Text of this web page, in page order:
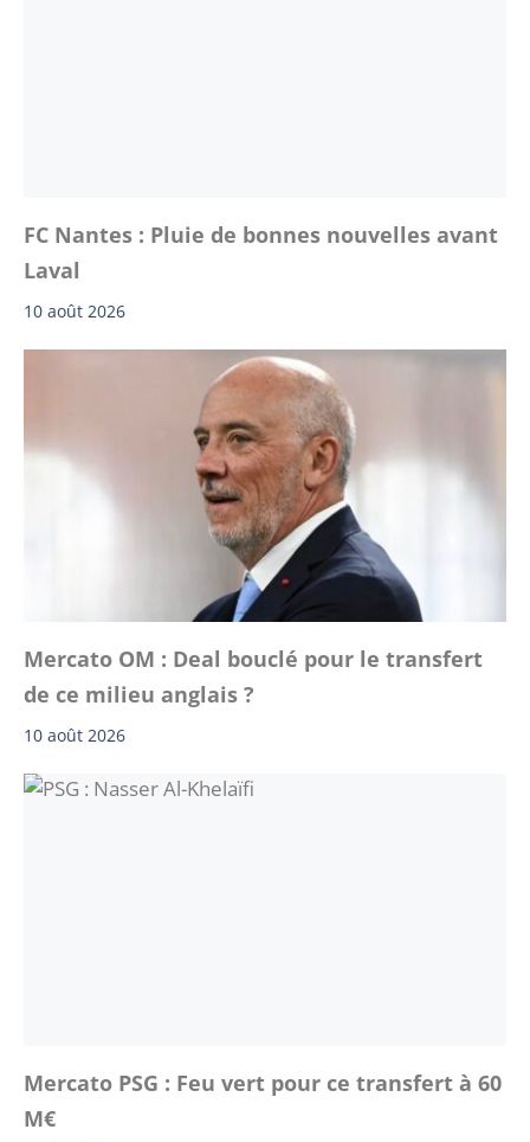
FC Nantes : Pluie de bonnes nouvelles avant
Laval
10 août 2026
Mercato OM : Deal bouclé pour le transfert
de ce milieu anglais ?
10 août 2026
Mercato PSG : Feu vert pour ce transfert à 60
M€